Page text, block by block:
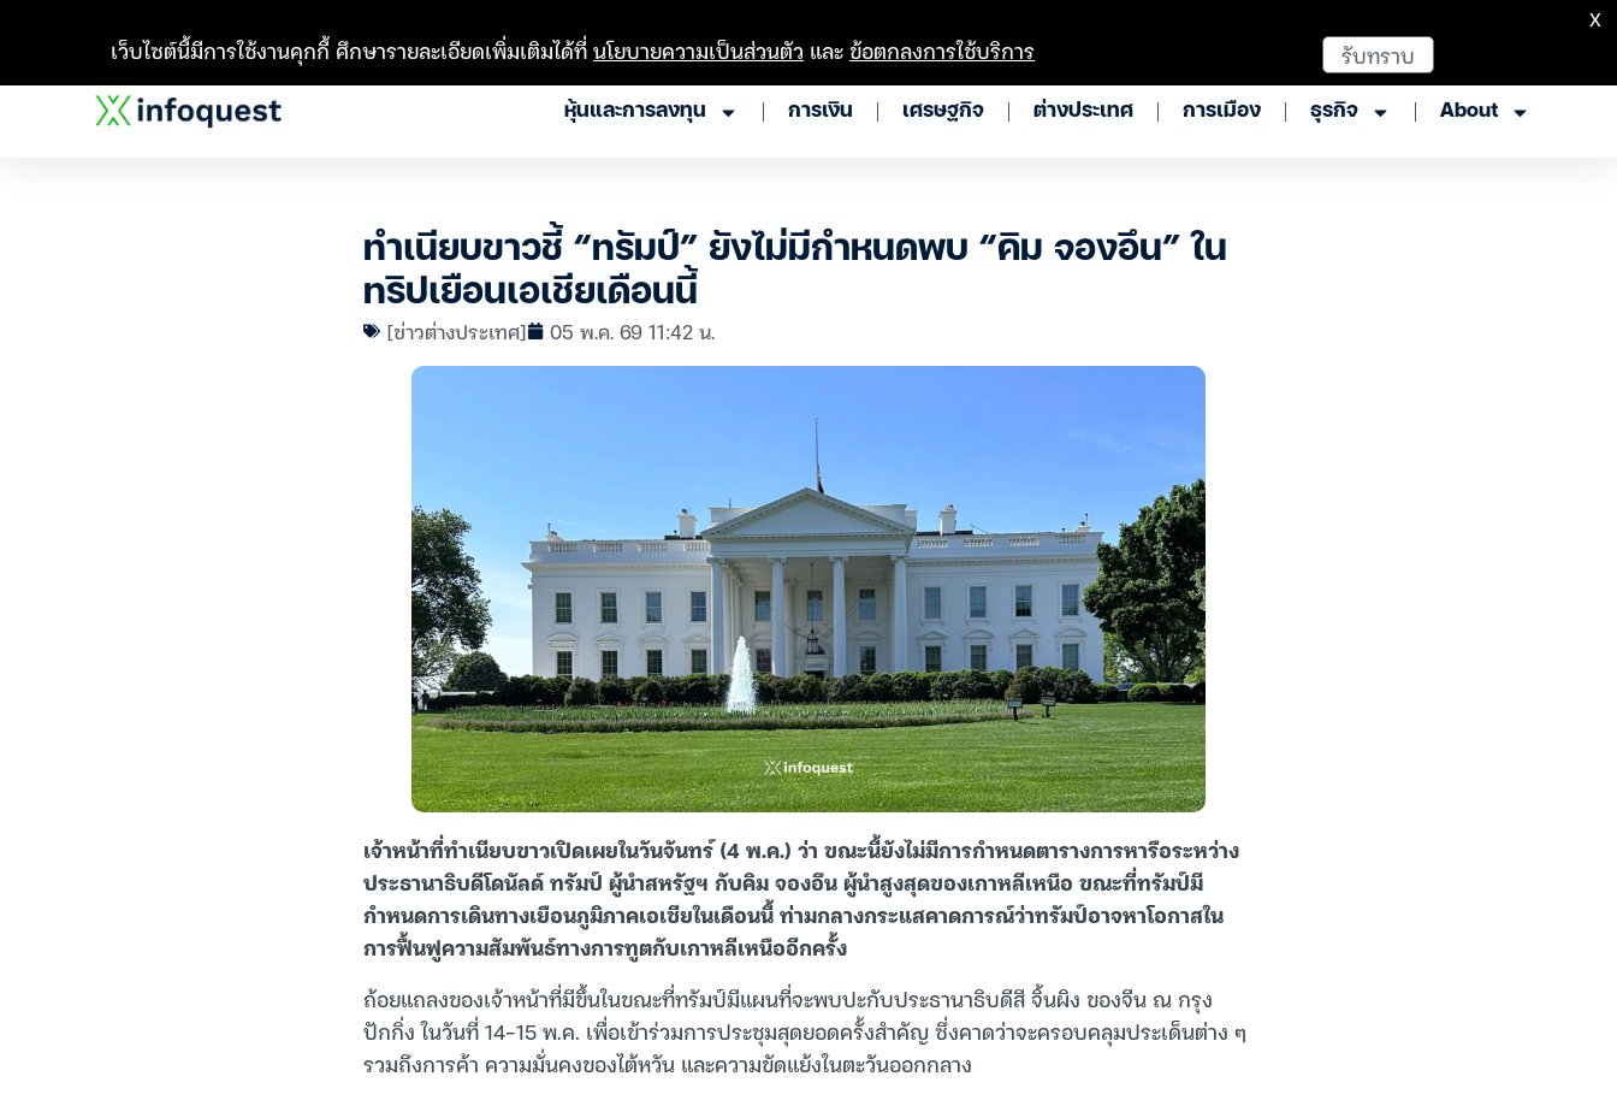
หุ้นและการลงทุน การเงิน เศรษฐกิจ ต่างประเทศ การเมือง ธุรกิจ About
ทำเนียบขาวชี้ “ทรัมป์” ยังไม่มีกำหนดพบ “คิม จองอึน” ใน
ทริปเยือนเอเชียเดือนนี้
[ข่าวต่างประเทศ] 05 พ.ค. 69 11:42 น.
เจ้าหน้าที่ทำเนียบขาวเปิดเผยในวันจันทร์ (4 พ.ค.) ว่า ขณะนี้ยังไม่มีการกำหนดตารางการหารือระหว่าง
ประธานาธิบดีโดนัลด์ ทรัมป์ ผู้นำสหรัฐฯ กับคิม จองอึน ผู้นำสูงสุดของเกาหลีเหนือ ขณะที่ทรัมป์มี
กำหนดการเดินทางเยือนภูมิภาคเอเชียในเดือนนี้ ท่ามกลางกระแสคาดการณ์ว่าทรัมป์อาจหาโอกาสใน
การฟื้นฟูความสัมพันธ์ทางการทูตกับเกาหลีเหนืออีกครั้ง
ถ้อยแถลงของเจ้าหน้าที่มีขึ้นในขณะที่ทรัมป์มีแผนที่จะพบปะกับประธานาธิบดีสี จิ้นผิง ของจีน ณ กรุง
ปักกิ่ง ในวันที่ 14-15 พ.ค. เพื่อเข้าร่วมการประชุมสุดยอดครั้งสำคัญ ซึ่งคาดว่าจะครอบคลุมประเด็นต่าง ๆ
รวมถึงการค้า ความมั่นคงของไต้หวัน และความขัดแย้งในตะวันออกกลาง
เว็บไซต์นี้มีการใช้งานคุกกี้ ศึกษารายละเอียดเพิ่มเติมได้ที่นโยบายความเป็นส่วนตัว และข้อตกลงการใช้บริการ รับทราบ
X